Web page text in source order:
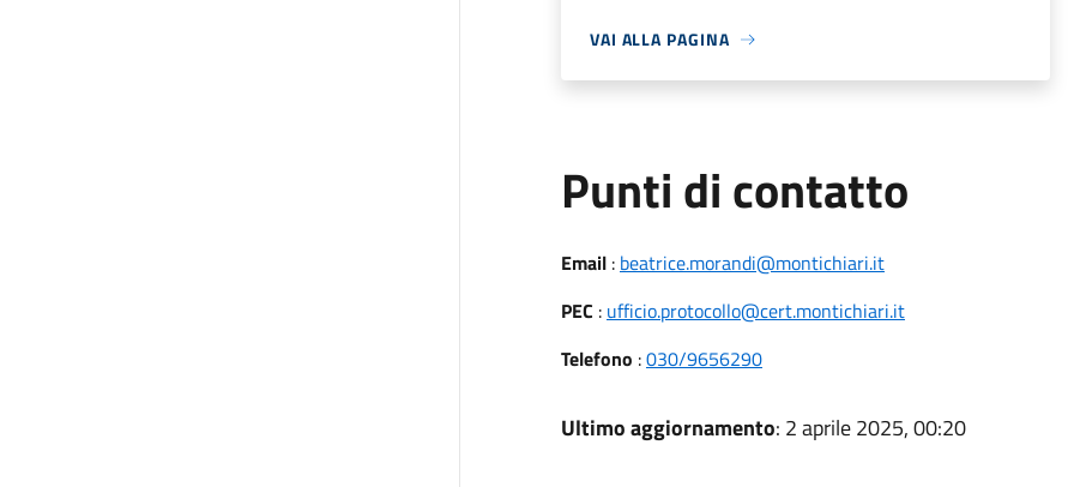
VAI ALLA PAGINA
Punti di contatto
Email: beatrice.morandi@montichiari.it
PEC : ufficio.protocollo@cert.montichiari.it
Telefono :030/9656290
Ultimo aggiornamento: 2 aprile 2025, 00:20